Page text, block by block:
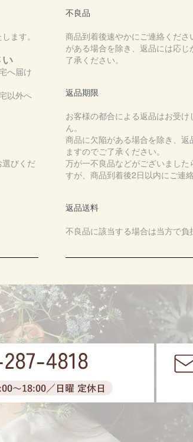
ます。
へ届け
以外へ
びくだ
不良品
商品到着後速やかにご連絡くださ
がある場合を除き、返品には応じ
了承ください。
返品期限
お客様の都合による返品はお受け
ん。
商品に欠陥がある場合を除き、返
ますのでご了承ください。
万が一不良品などがございました
すが、商品到着後2日以内にご連絡
返品送料
不良品に該当する場合は当方で負